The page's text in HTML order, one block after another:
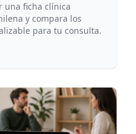
una ficha clínica
y compara los
para tu consulta.